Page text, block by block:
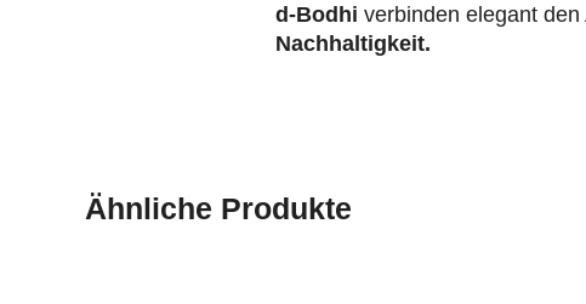
d-Bodhi verbinden elegant den
Nachhaltigkeit.
Ähnliche Produkte